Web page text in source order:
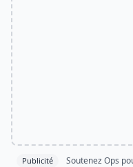
Publicité Soutenez Ops